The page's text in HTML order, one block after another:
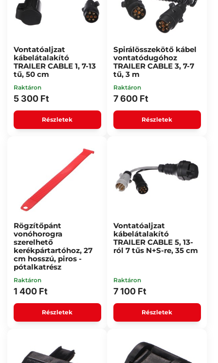
Vontatóaljzat
kábelátalakító
TRAILER CABLE 1, 7-13
tű, 50 cm
Raktáron
5 300 Ft
Részletek
Spirálösszekötő kábel
vontatódugóhoz
TRAILER CABLE 3, 7-7
tű, 3 m
Raktáron
7 600 Ft
Részletek
Rögzítőpánt
vonóhorogra
szerelhető
kerékpártartóhoz, 27
cm hosszú, piros -
pótalkatrész
Raktáron
1 400 Ft
Részletek
Vontatóaljzat
kábelátalakító
TRAILER CABLE 5, 13-
ról 7 tűs N+S-re, 35 cm
Raktáron
7 100 Ft
Részletek